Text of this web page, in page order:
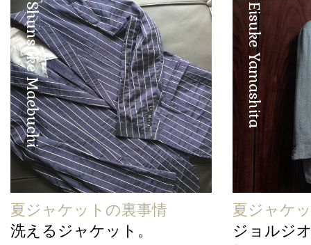
Shunsuke Maebuchi
夏ジャケットの裏事情
洗えるジャケット。
Eisuke Yamashita
夏ジャケ
ジョルジ